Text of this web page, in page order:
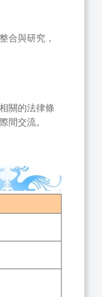
合與研究，
關的法律條
交流。